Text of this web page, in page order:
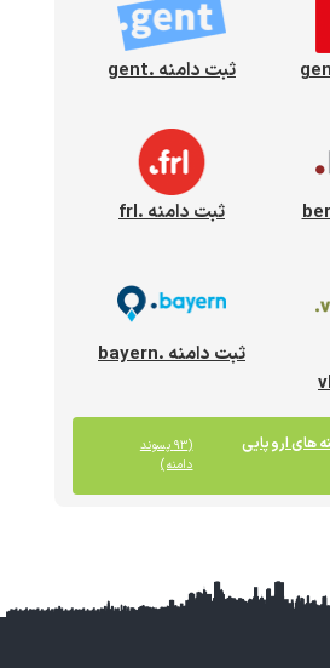
ثبت دامنه .gent
ثبت دامنه .frl
ثبت دامنه .bayern
های اروپایی
(۹۳ پسوند
دامنه)